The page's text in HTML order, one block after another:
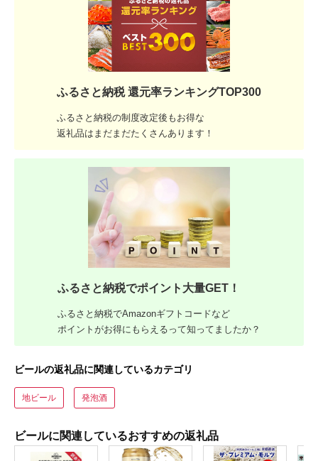
ふるさと納税 還元率ランキングTOP300
ふるさと納税の制度改定後もお得な
返礼品はまだまだたくさんあります！
ふるさと納税でポイント大量GET！
ふるさと納税でAmazonギフトコードなど
ポイントがお得にもらえるって知ってましたか？
ビールの返礼品に関連しているカテゴリ
地ビール 発泡酒
ビールに関連しているおすすめの返礼品